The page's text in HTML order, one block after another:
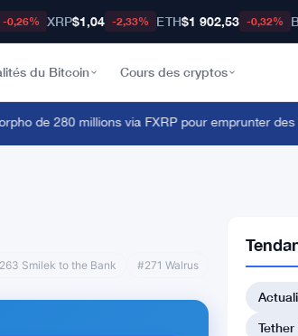
-0,26% XRP$1,04 -2,33% ETH$1 902,53 -0,32%
du Bitcoin Cours des cryptos
de 280 millions via FXRP pour emprunter des
Smilek to the Bank #271 Walrus
Tether